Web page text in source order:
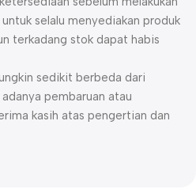
selalu menyediakan produk
terkadang stok dapat habis
sedikit berbeda dari
pembaruan atau
kasih atas pengertian dan